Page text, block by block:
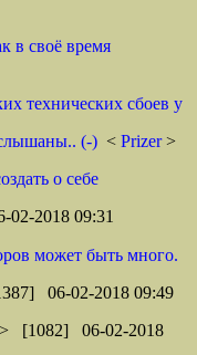
в своё время
технических сбоев у
(-) < Prizer>
о себе
2018 09:31
может быть много.
06-02-2018 09:49
> [1082] 06-02-2018